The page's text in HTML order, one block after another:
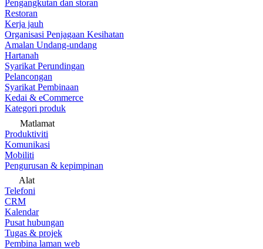
Pengangkutan dan storan
Restoran
Kerja jauh
Organisasi Penjagaan Kesihatan
Amalan Undang-undang
Hartanah
Syarikat Perundingan
Pelancongan
Syarikat Pembinaan
Kedai & eCommerce
Kategori produk
Matlamat
Produktiviti
Komunikasi
Mobiliti
Pengurusan & kepimpinan
Alat
Telefoni
CRM
Kalendar
Pusat hubungan
Tugas & projek
Pembina laman web